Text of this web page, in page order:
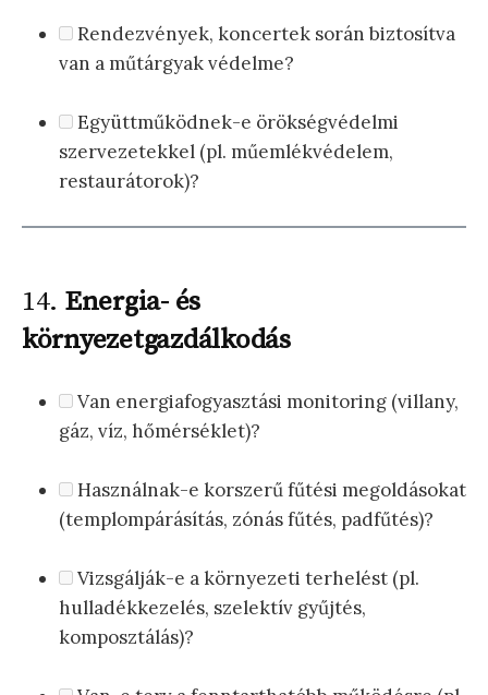
Rendezvények, koncertek során biztosítva
van a műtárgyak védelme?
Együttműködnek-e örökségvédelmi
szervezetekkel (pl. műemlékvédelem,
restaurátorok)?
14. Energia- és
környezetgazdálkodás
Van energiafogyasztási monitoring (villany,
gáz, víz, hőmérséklet)?
Használnak-e korszerű fűtési megoldásokat
(templompárásítás, zónás fűtés, padfűtés)?
Vizsgálják-e a környezeti terhelést (pl.
hulladékkezelés, szelektív gyűjtés,
komposztálás)?